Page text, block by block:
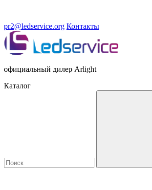
pr2@ledservice.org Контакты
официальный дилер Arlight
Каталог